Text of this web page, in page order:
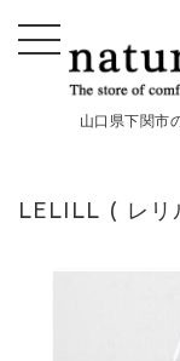
山口県下関市
LELILL ( レリ